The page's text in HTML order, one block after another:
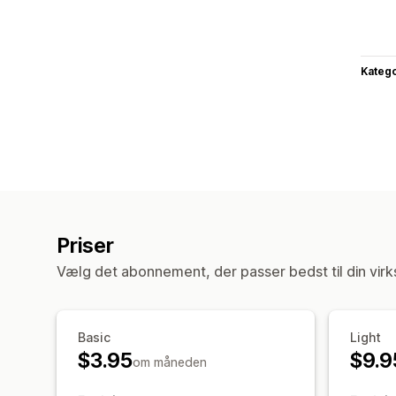
Priser
Vælg det abonnement, der passer bedst til din
Basic
$3.95om måneden
Light